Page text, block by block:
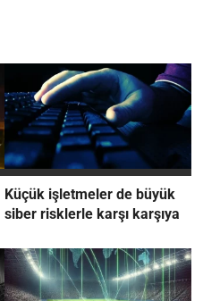
Küçük işletmeler de büyük
siber risklerle karşı karşıya